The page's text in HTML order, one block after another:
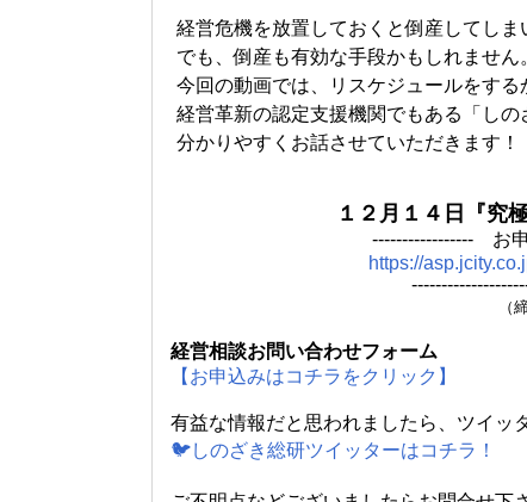
経営危機を放置しておくと倒産してしま
でも、倒産も有効な手段かもしれません
今回の動画では、リスケジュールをする
経営革新の認定支援機関でもある「しの
分かりやすくお話させていただきます！
１２月１４日『究
----------------- お
https://
（
経営相談お問い合わせフォーム
【お申込みはコチラをクリック】
有益な情報だと思われましたら、ツイッ
🐦しのざき総研ツイッターはコチラ！